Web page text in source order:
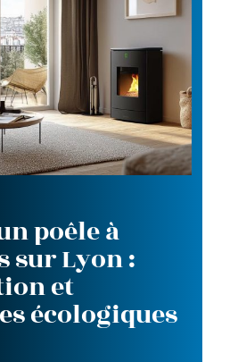
poêle à
sur Lyon :
et
écologiques